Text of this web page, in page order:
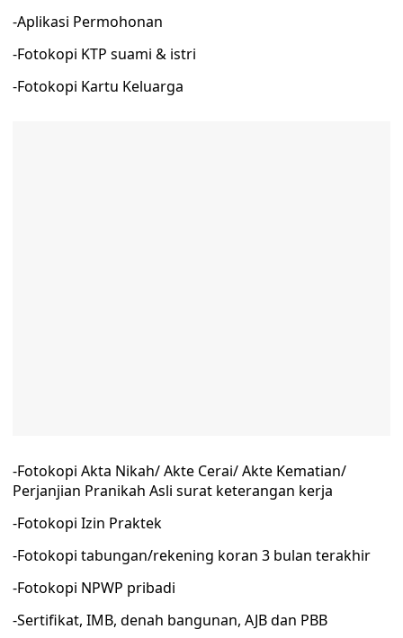
-Aplikasi Permohonan
-Fotokopi KTP suami & istri
-Fotokopi Kartu Keluarga
-Fotokopi Akta Nikah/ Akte Cerai/ Akte Kematian/
Perjanjian Pranikah Asli surat keterangan kerja
-Fotokopi Izin Praktek
-Fotokopi tabungan/rekening koran 3 bulan terakhir
-Fotokopi NPWP pribadi
-Sertifikat, IMB, denah bangunan, AJB dan PBB